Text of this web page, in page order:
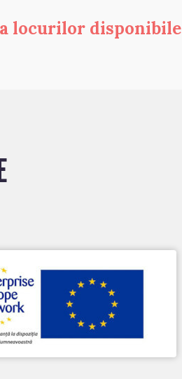
locurilor disponibile